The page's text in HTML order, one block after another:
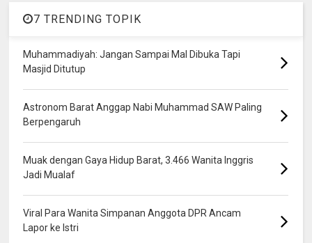
7 TRENDING TOPIK
Muhammadiyah: Jangan Sampai Mal Dibuka Tapi
Masjid Ditutup
Astronom Barat Anggap Nabi Muhammad SAW Paling
Berpengaruh
Muak dengan Gaya Hidup Barat, 3.466 Wanita Inggris
Jadi Mualaf
Viral Para Wanita Simpanan Anggota DPR Ancam
Lapor ke Istri